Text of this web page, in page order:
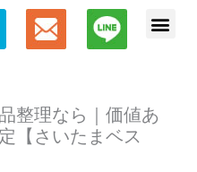
メ
整理なら｜価値あ
【さいたまベス